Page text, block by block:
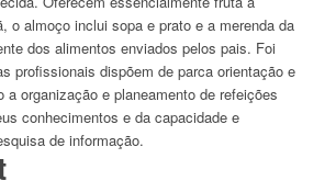
o almoço inclui sopa e prato e a merenda da
dos alimentos enviados pelos pais. Foi
profissionais dispõem de parca orientação e
a organização e planeamento de refeições
conhecimentos e da capacidade e
de informação.